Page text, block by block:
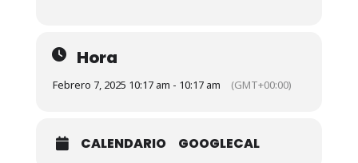
Hora
Febrero 7, 2025 10:17 am - 10:17 am (GMT+00:00)
CALENDARIO GOOGLECAL